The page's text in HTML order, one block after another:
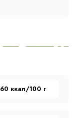
60 ккал/100 г